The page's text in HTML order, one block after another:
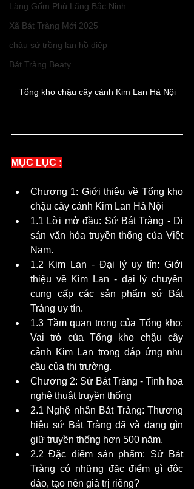
Làng Gốm Phù Lãng Bắc Ninh
Xã Bát Tràng Mới 2025
chậu sứ trồng lan hồ điệp
Bát Tràng Beaty
Tổng kho chậu cây cảnh Kim Lan Hà Nội
MỤC LỤC :
Chương 1: Giới thiệu về Tổng kho
chậu cây cảnh Kim Lan Hà Nội
1.1 Lời mở đầu: Sứ Bát Tràng - Di
sản văn hóa truyền thống của Việt
Nam.
1.2 Kim Lan - Đại lý uy tín: Giới
thiệu về Kim Lan - đại lý chuyên
cung cấp các sản phẩm sứ Bát
Tràng uy tín.
1.3 Tầm quan trọng của Tổng kho:
Vai trò của Tổng kho chậu cây
cảnh Kim Lan trong đáp ứng nhu
cầu của thị trường.
Chương 2: Sứ Bát Tràng - Tinh hoa
nghệ thuật truyền thống
2.1 Nghệ nhân Bát Tràng: Thương
hiệu sứ Bát Tràng đã và đang gìn
giữ truyền thống hơn 500 năm.
2.2 Đặc điểm sản phẩm: Sứ Bát
Tràng có những đặc điểm gì độc
đáo, tạo nên giá trị riêng?